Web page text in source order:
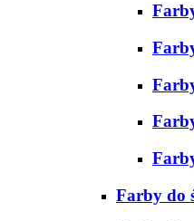
Farby do